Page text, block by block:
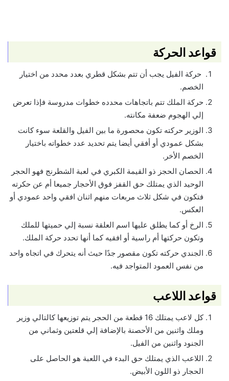
قواعد الحركة
حركة الفيل يجب أن تتم بشكل قطري بعدد محدد من اختيار
الخصم.
حركة الملك تتم باتجاهات محدده خطوات مدروسة فإذا تعرض
إلي الهجوم ضعفة مكانته.
الوزير حركته تكون محصورة ما بين الفيل والقلعة سوء كانت
بشكل عمودي أو أفقي أيضا يتم تحديد عدد خطواته باختيار
الخصم الأخر.
الحصان الحجز ذو القيمة الكبري في لعبة الشطرنج فهو الحجر
الوحيد الذي يمتلك حق القفز فوق الأحجار جميعا أم عن حكرته
فتكون في شكل ثلاث مربعات منهم اثنان افقي واحد عمودي أو
العكس.
الرخ أو كما يطلق عليها اسم العلقة نسبة إلي حميتها للملك
وتكون حركتها أم راسية أو افقيه كما أنها تحدد حركة الملك.
الجندي حركته تكون مقصور جدًا حيث أنه يتحرك في اتجاه واحد
من نفس العمود المتواجد فيه.
قواعد اللاعب
كل لاعب يمتلك 16 قطعة من الحجر يتم توزيعها كالتالي وزير
وملك واثنين من الأحصنة بالإضافة إلي قلعتين وثماني من
الجنود واثنين من الفيل.
اللاعب الذي يمتلك حق البدء في اللعبة هو الحاصل على
الحجار ذو اللون الأبيض.